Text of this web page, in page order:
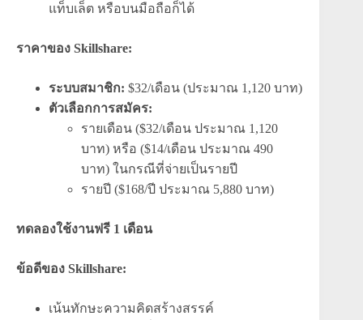
แท็บเล็ต หรือบนมือถือก็ได้
ราคาของ Skillshare:
ระบบสมาชิก: $32/เดือน (ประมาณ 1,120 บาท)
ตัวเลือกการสมัคร:
รายเดือน ($32/เดือน ประมาณ 1,120
บาท) หรือ ($14/เดือน ประมาณ 490
บาท) ในกรณีที่จ่ายเป็นรายปี
รายปี ($168/ปี ประมาณ 5,880 บาท)
ทดลองใช้งานฟรี 1 เดือน
ข้อดีของ Skillshare:
เน้นทักษะความคิดสร้างสรรค์